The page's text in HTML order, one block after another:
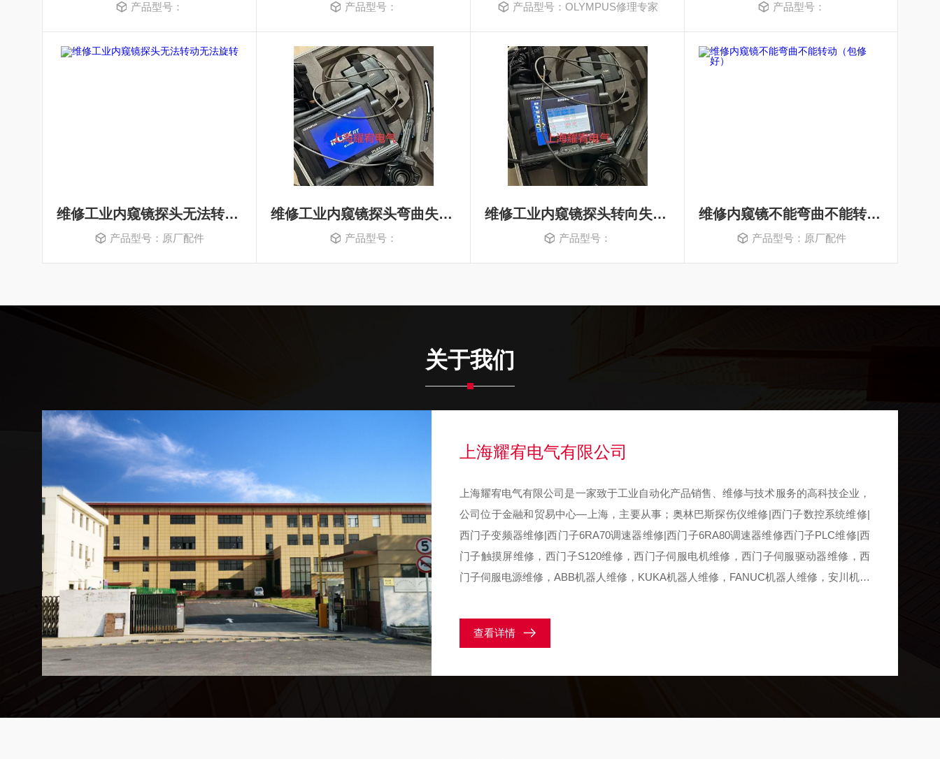
产品型号： 产品型号： 产品型号：OLYMPUS修理专家 产品型号：
维修工业内窥镜探头无法转动无法旋转
产品型号：原厂配件
维修工业内窥镜探头弯曲失灵没反应
产品型号：
维修工业内窥镜探头转向失灵没反应
产品型号：
维修内窥镜不能弯曲不能转动（包修好）
产品型号：原厂配件
关于我们
上海耀宥电气有限公司
上海耀宥电气有限公司是一家致于工业自动化产品销售、维修与技术服务的高科技企业，
公司位于金融和贸易中心—上海，主要从事；奥林巴斯探伤仪维修|西门子数控系统维修|
西门子变频器维修|西门子6RA70调速器维修|西门子6RA80调速器维修西门子PLC维修|西
门子触摸屏维修，西门子S120维修，西门子伺服电机维修，西门子伺服驱动器维修，西
门子伺服电源维修，ABB机器人维修，KUKA机器人维修，FANUC机器人维修，安川机器
计，...
查看详情